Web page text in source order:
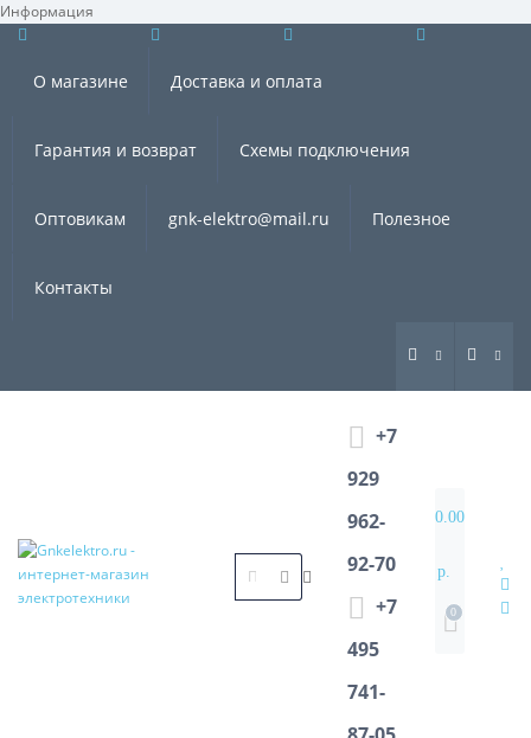
Информация ×
О магазине Доставка и оплата
Гарантия и возврат Схемы подключения
Оптовикам gnk-elektro@mail.ru Полезное
Контакты
+7
929
962-
92-70
+7
495
741-
0.00
р.
0